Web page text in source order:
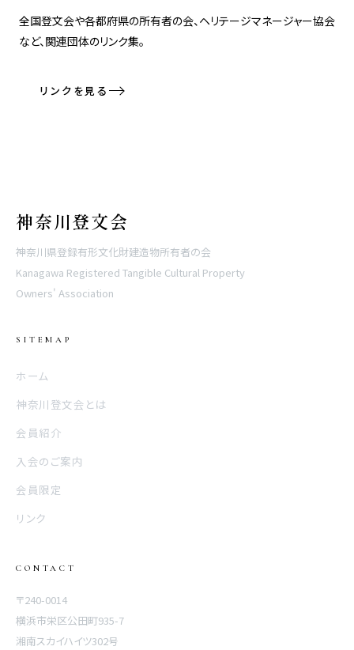
全国登文会や各都府県の所有者の会、ヘリテージマネージャー協会
など、関連団体のリンク集。
リンクを見る
神奈川登文会
神奈川県登録有形文化財建造物所有者の会
Kanagawa Registered Tangible Cultural Property
Owners' Association
SITEMAP
ホーム
神奈川登文会とは
会員紹介
入会のご案内
会員限定
リンク
CONTACT
〒240-0014
横浜市栄区公田町935-7
湘南スカイハイツ302号